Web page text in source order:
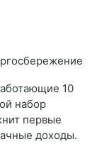
10
набор
первые
доходы.